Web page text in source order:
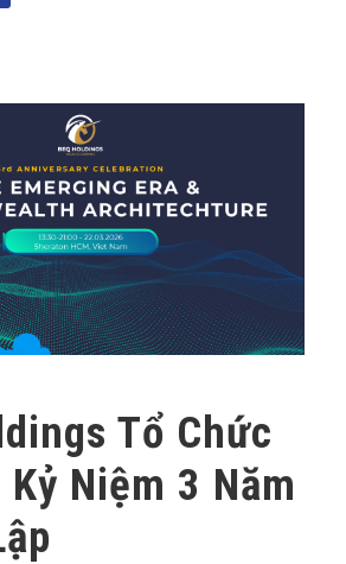
Tổ Chức
Niệm 3 Năm